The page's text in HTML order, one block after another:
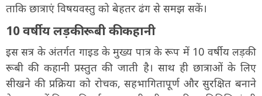
ताकि छात्राएं विषयवस्तु को बेहतर ढंग से समझ सकें।
10 वर्षीय लड़की रूबी की कहानी
इस सत्र के अंतर्गत गाइड के मुख्य पात्र के रूप में 10 वर्षीय लड़की
रूबी की कहानी प्रस्तुत की जाती है। साथ ही छात्राओं के लिए
सीखने की प्रक्रिया को रोचक, सहभागितापूर्ण और सुरक्षित बनाने